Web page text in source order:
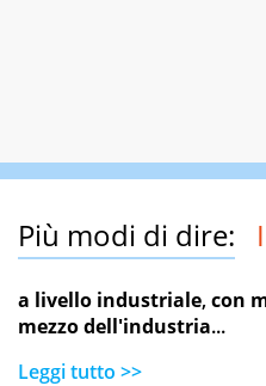
Più modi di dire:
a livello industriale,con
mezzo dell'industria...
Leggi tutto >>